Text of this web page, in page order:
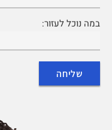
במה נוכל לעזור: